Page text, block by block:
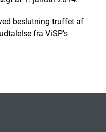
beslutning truffet af
fra ViSP's